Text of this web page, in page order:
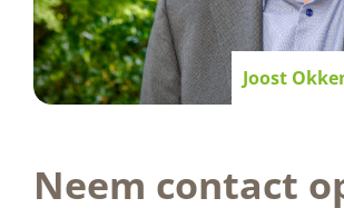
Joost
Neem contact